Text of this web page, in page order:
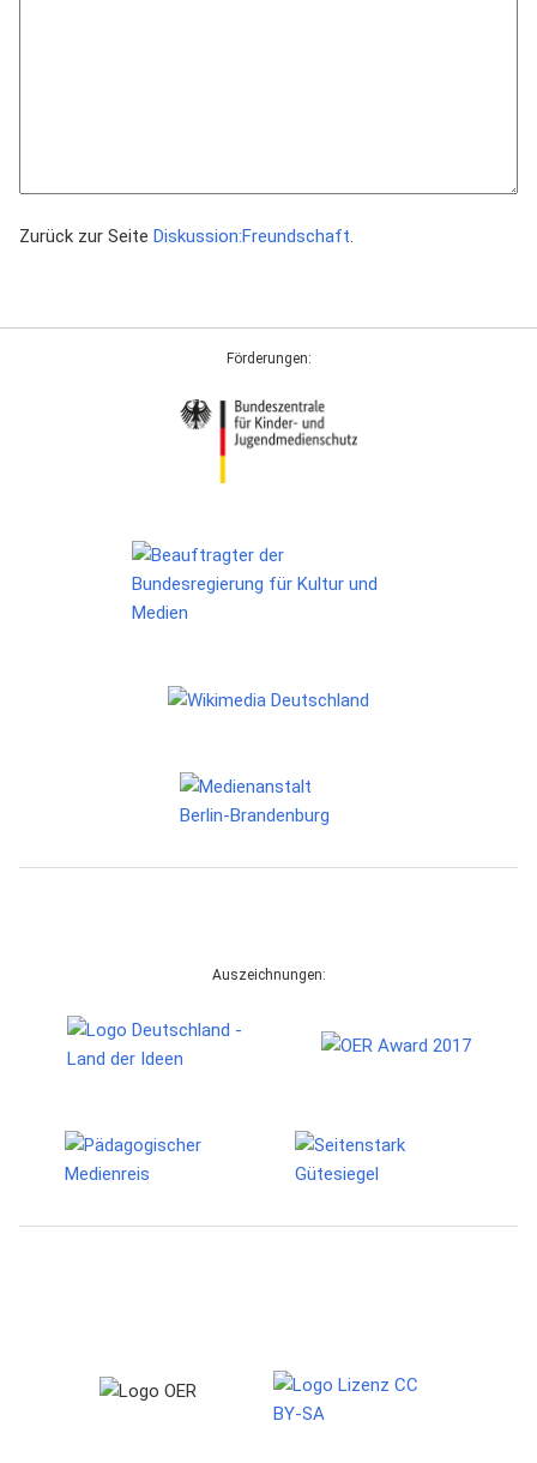
Zurück zur Seite Diskussion:Freundschaft.
Förderungen:
Auszeichnungen: